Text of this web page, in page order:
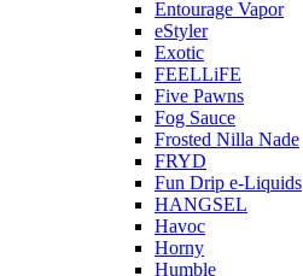
Entourage Vapor
eStyler
Exotic
FEELLiFE
Five Pawns
Fog Sauce
Frosted Nilla Nade
FRYD
Fun Drip e-Liquids
HANGSEL
Havoc
Horny
Humble